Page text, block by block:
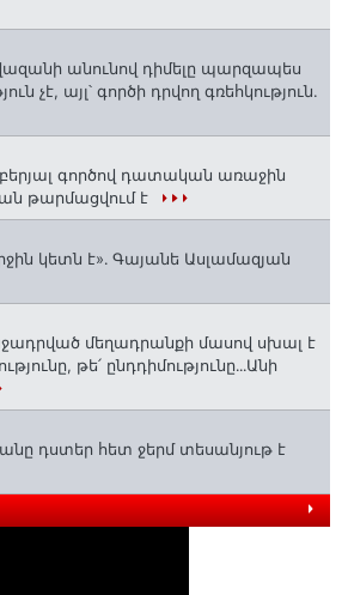
անունով դիմելը պարզապես
չէ, այլ՝ գործի դրվող գռեհկություն.
գործով դատական առաջին
թարմացվում է
կետն է»․ Գայանե Ասլամազյան
մեղադրանքի մասով սխալ է
թե՛ ընդդիմությունը․․․Անի
դստեր հետ ջերմ տեսանյութ է